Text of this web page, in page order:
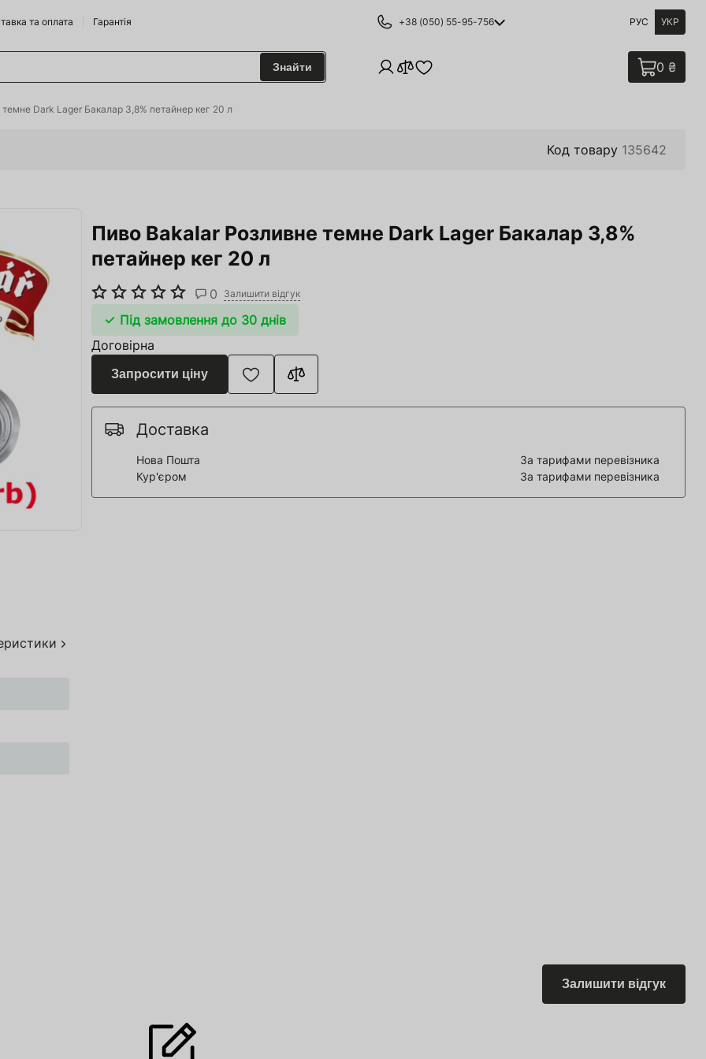
та оплата Гарантія +38 (050) 55-95-756 РУС УКР
Сидрариї
аксесуари
для Пивоварні
та спорт
Знайти 0 ₴
Dark Lager Бакалар 3,8% петайнер кег 20 л
Код товару 135642
Пиво Bakalar Розливне темне Dark Lager Бакалар 3,8%
петайнер кег 20 л
0 Залишити відгук
Під замовлення до 30 днів
Договірна
Запросити ціну
Доставка
Нова Пошта
За тарифами перевізника
Кур'єром
За тарифами перевізника
Залишити відгук